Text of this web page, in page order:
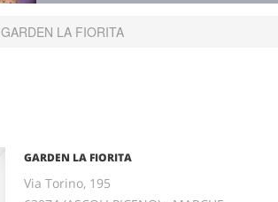
GARDEN LA FIORITA
GARDEN LA FIORITA
Via Torino, 195